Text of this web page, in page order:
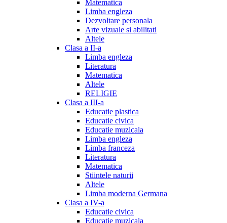
Matematica
Limba engleza
Dezvoltare personala
Arte vizuale si abilitati
Altele
Clasa a II-a
Limba engleza
Literatura
Matematica
Altele
RELIGIE
Clasa a III-a
Educatie plastica
Educatie civica
Educatie muzicala
Limba engleza
Limba franceza
Literatura
Matematica
Stiintele naturii
Altele
Limba moderna Germana
Clasa a IV-a
Educatie civica
Educatie muzicala